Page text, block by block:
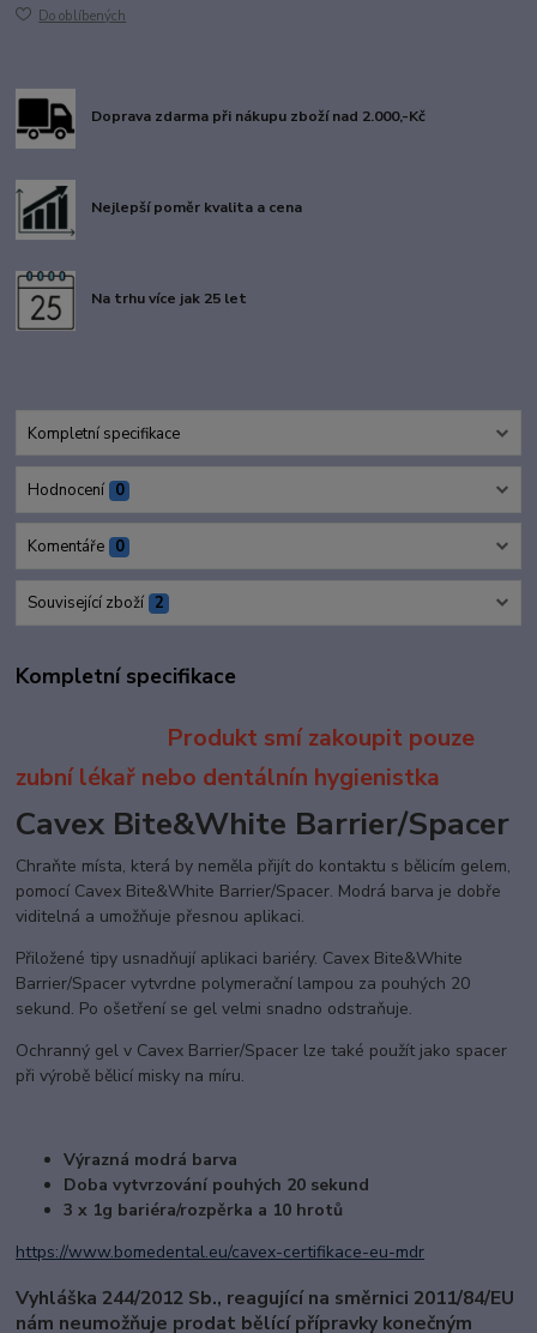
Do oblíbených
Doprava zdarma při nákupu zboží nad 2.000,-Kč
Nejlepší poměr kvalita a cena
Na trhu více jak 25 let
Kompletní specifikace
Hodnocení 0
Komentáře 0
Související zboží 2
Kompletní specifikace
Produkt smí zakoupit pouze
zubní lékař nebo dentálnín hygienistka
Cavex Bite&White Barrier/Spacer
Chraňte místa, která by neměla přijít do kontaktu s bělicím gelem,
pomocí Cavex Bite&White Barrier/Spacer. Modrá barva je dobře
viditelná a umožňuje přesnou aplikaci.
Přiložené tipy usnadňují aplikaci bariéry. Cavex Bite&White
Barrier/Spacer vytvrdne polymerační lampou za pouhých 20
sekund. Po ošetření se gel velmi snadno odstraňuje.
Ochranný gel v Cavex Barrier/Spacer lze také použít jako spacer
při výrobě bělicí misky na míru.
Výrazná modrá barva
Doba vytvrzování pouhých 20 sekund
3 x 1g bariéra/rozpěrka a 10 hrotů
https://www.bomedental.eu/cavex-certifikace-eu-mdr
Vyhláška 244/2012 Sb., reagující na směrnici 2011/84/EU
nám neumožňuje prodat bělící přípravky konečným